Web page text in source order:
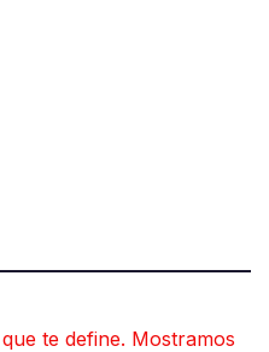
te define. Mostramos